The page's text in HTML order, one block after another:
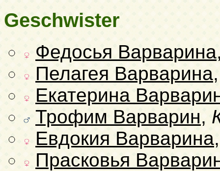
Geschwister
Федосья Варварина
Пелагея Варварина
Екатерина
Трофим Варварин,
Евдокия Варварина
Прасковья